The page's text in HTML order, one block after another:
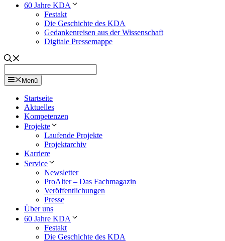
60 Jahre KDA
Festakt
Die Geschichte des KDA
Gedankenreisen aus der Wissenschaft
Digitale Pressemappe
Menü
Startseite
Aktuelles
Kompetenzen
Projekte
Laufende Projekte
Projektarchiv
Karriere
Service
Newsletter
ProAlter – Das Fachmagazin
Veröffentlichungen
Presse
Über uns
60 Jahre KDA
Festakt
Die Geschichte des KDA